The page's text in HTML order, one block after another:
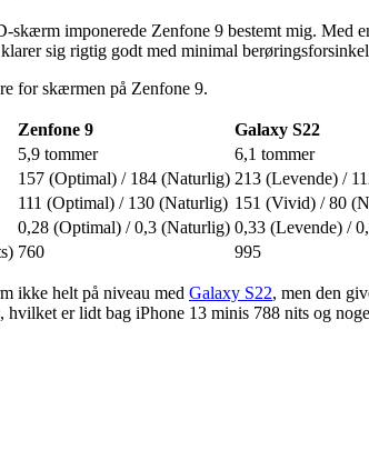
imponerede Zenfone 9 bestemt mig. Med
sig rigtig godt med minimal
for skærmen på Zenfone 9.
Zenfone 9 Galaxy S22
5,9 tommer 6,1 tommer
157 (Optimal) / 184 (Naturlig) 213 (Levende) /
111 (Optimal) / 130 (Naturlig) 151 (Vivid) / 80
0,28 (Optimal) / 0,3 (Naturlig) 0,33 (Levende) /
760 995
ikke helt på niveau med Galaxy S22, men den
hvilket er lidt bag iPhone 13 minis 788 nits og